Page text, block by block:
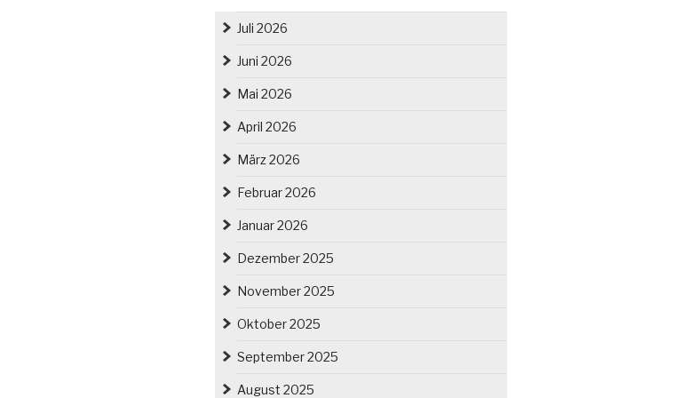
Juli 2026
Juni 2026
Mai 2026
April 2026
März 2026
Februar 2026
Januar 2026
Dezember 2025
November 2025
Oktober 2025
September 2025
August 2025